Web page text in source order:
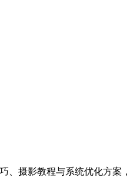
、摄影教程与系统优化方案，